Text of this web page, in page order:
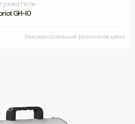
GH-10
Рекомендованная розничная цена